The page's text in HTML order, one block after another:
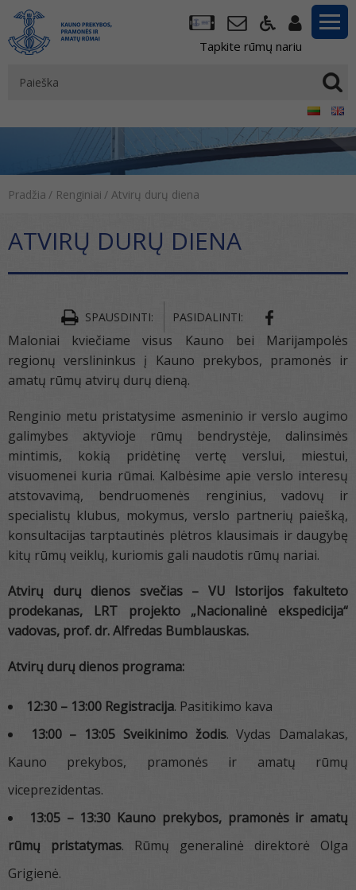
Tapkite rūmų nariu
Pradžia / Renginiai / Atvirų durų diena
ATVIRŲ DURŲ DIENA
SPAUSDINTI: PASIDALINTI:
Maloniai kviečiame visus Kauno bei Marijampolės
regionų verslininkus į Kauno prekybos, pramonės ir
amatų rūmų atvirų durų dieną.
Renginio metu pristatysime asmeninio ir verslo augimo
galimybes aktyvioje rūmų bendrystėje, dalinsimės
mintimis, kokią pridėtinę vertę verslui, miestui,
visuomenei kuria rūmai. Kalbėsime apie verslo interesų
atstovavimą, bendruomenės renginius, vadovų ir
specialistų klubus, mokymus, verslo partnerių paiešką,
konsultacijas tarptautinės plėtros klausimais ir daugybę
kitų rūmų veiklų, kuriomis gali naudotis rūmų nariai.
Atvirų durų dienos svečias – VU Istorijos fakulteto
prodekanas, LRT projekto „Nacionalinė ekspedicija“
vadovas, prof. dr. Alfredas Bumblauskas.
Atvirų durų dienos programa:
12:30 – 13:00 Registracija. Pasitikimo kava
13:00 – 13:05 Sveikinimo žodis. Vydas Damalakas,
Kauno prekybos, pramonės ir amatų rūmų
viceprezidentas.
13:05 – 13:30 Kauno prekybos, pramonės ir amatų
rūmų pristatymas. Rūmų generalinė direktorė Olga
Grigienė.